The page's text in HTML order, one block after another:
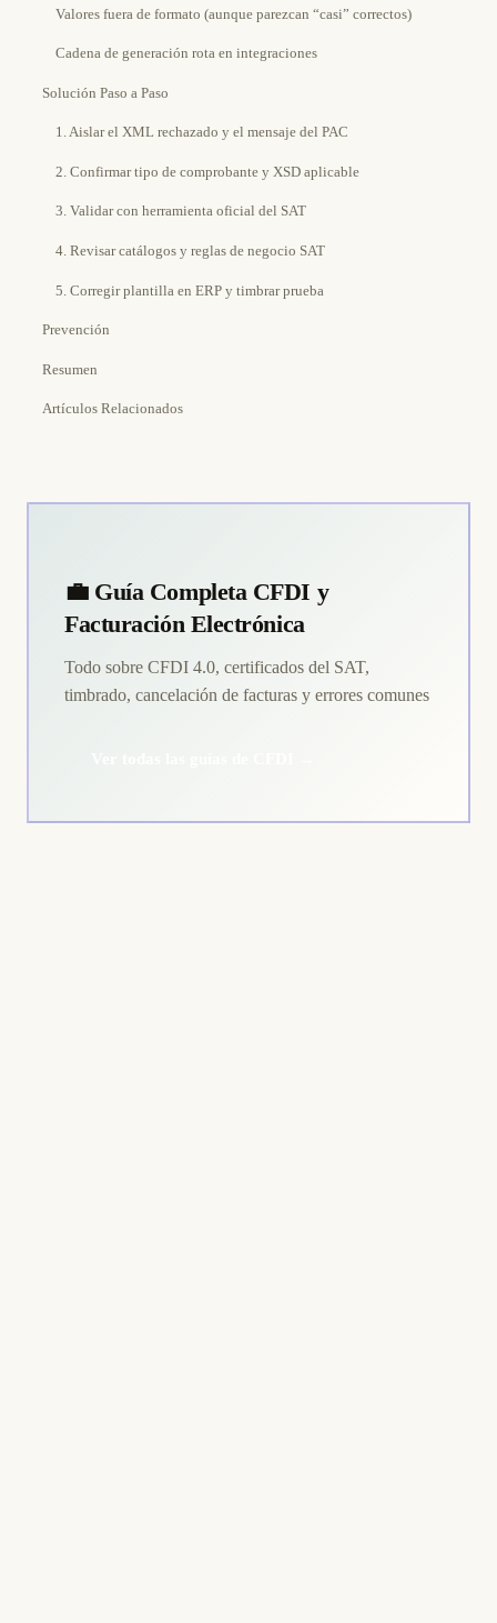
Valores fuera de formato (aunque parezcan “casi” correctos)
Cadena de generación rota en integraciones
Solución Paso a Paso
1. Aislar el XML rechazado y el mensaje del PAC
2. Confirmar tipo de comprobante y XSD aplicable
3. Validar con herramienta oficial del SAT
4. Revisar catálogos y reglas de negocio SAT
5. Corregir plantilla en ERP y timbrar prueba
Prevención
Resumen
Artículos Relacionados
💼 Guía Completa CFDI y
Facturación Electrónica
Todo sobre CFDI 4.0, certificados del SAT,
timbrado, cancelación de facturas y errores comunes